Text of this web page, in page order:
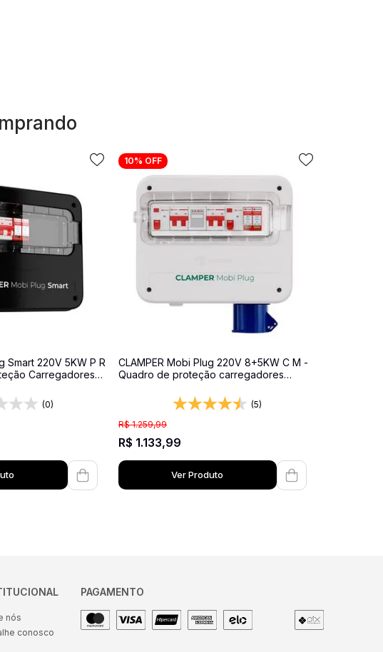
Smart 220V 5KW P R
Carregadores
(0)
10% OFF
CLAMPER Mobi Plug 220V 8+5KW C M -
Quadro de proteção carregadores
de 20 amperes - 127/220 volts
(5)
R$ 1.259,99
R$ 1.133,99
Ver Produto
nós
conosco
PAGAMENTO